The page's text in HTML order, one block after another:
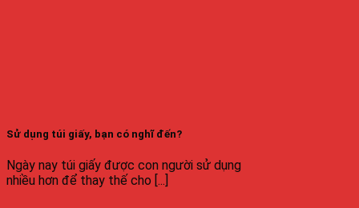
Sử dụng túi giấy, bạn có nghĩ đến?
Ngày nay túi giấy được con người sử dụng
nhiều hơn để thay thế cho [...]